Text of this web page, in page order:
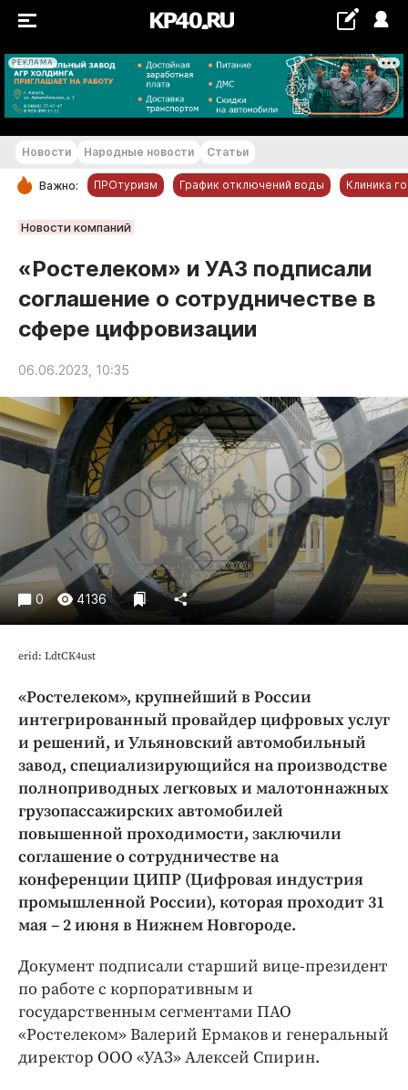
РЕКЛАМА
+29...+30 °С
РУБРИКИ
Статьи
Народные новости
Авто и транспорт
Благоустройство
Криминал
Культура
Недвижимость и ЖКХ
Образование
Общество
Погода
Праздники
Происшествия
ПРОЕКТЫ
Блоги
Издания
Медиаперсона
Интересное чтиво
Клиника года
Бренд года
Работодатель года
Новости Народные новости Статьи
Важно: ПРОтуризм График отключений воды Клиника
Новости компаний
«Ростелеком» и УАЗ подписали
соглашение о сотрудничестве в
сфере цифровизации
06.06.2023, 10:35
0 4136
erid: LdtCK4ust
«Ростелеком», крупнейший в России
интегрированный провайдер цифровых услуг
и решений, и Ульяновский автомобильный
завод, специализирующийся на производстве
полноприводных легковых и малотоннажных
грузопассажирских автомобилей
повышенной проходимости, заключили
соглашение о сотрудничестве на
конференции ЦИПР (Цифровая индустрия
промышленной России), которая проходит 31
мая – 2 июня в Нижнем Новгороде.
Документ подписали старший вице-президент
по работе с корпоративным и
государственным сегментами ПАО
«Ростелеком» Валерий Ермаков и генеральный
директор ООО «УАЗ» Алексей Спирин.